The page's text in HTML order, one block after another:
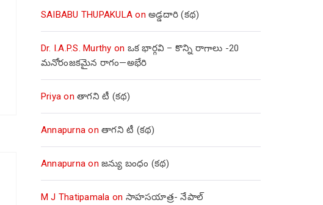
SAIBABU THUPAKULA onఅడ్డదారి (కథ)
Dr. I.A.P.S. Murthy on ఒక భార్గవి – కొన్ని రాగాలు -20
మనోరంజకమైన రాగం—అభేరి
Priya onతాగని టీ (కథ)
Annapurna onతాగని టీ (కథ)
Annapurna onజన్యు బంధం (కథ)
M J Thatipamala on సాహసయాత్ర- నేపాల్‌